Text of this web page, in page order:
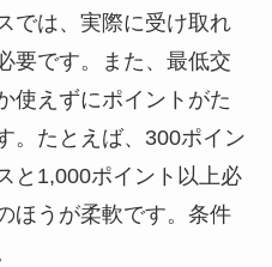
では、実際に受け取れ
要です。また、最低交
使えずにポイントがた
。たとえば、300ポイン
と1,000ポイント以上必
ほうが柔軟です。条件